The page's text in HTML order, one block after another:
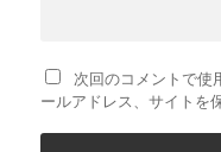
次回のコメントで使
ールアドレス、サイトを